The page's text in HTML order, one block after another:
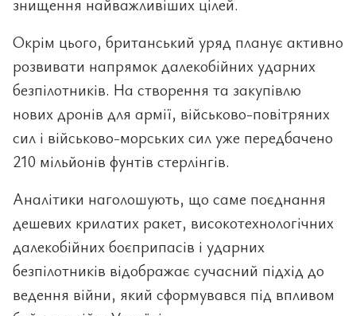
знищення найважливіших цілей.
Окрім цього, британський уряд планує активно
розвивати напрямок далекобійних ударних
безпілотників. На створення та закупівлю
нових дронів для армії, військово-повітряних
сил і військово-морських сил уже передбачено
210 мільйонів фунтів стерлінгів.
Аналітики наголошують, що саме поєднання
дешевих крилатих ракет, високотехнологічних
далекобійних боєприпасів і ударних
безпілотників відображає сучасний підхід до
ведення війни, який сформувався під впливом